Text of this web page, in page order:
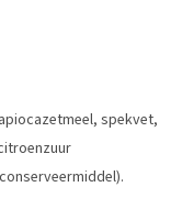
spekvet,